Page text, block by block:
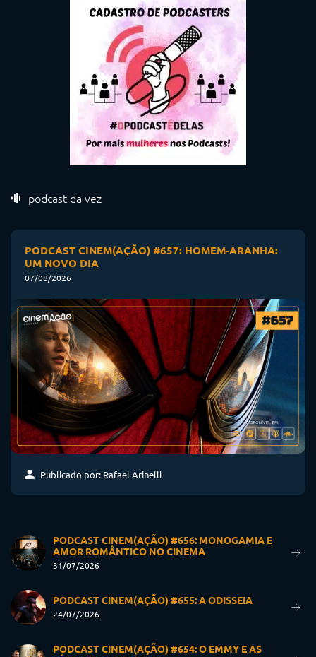
podcast da vez
PODCAST CINEM(AÇÃO) #657: HOMEM-ARANHA:
UM NOVO DIA
07/08/2026
Publicado por: Rafael Arinelli
PODCAST CINEM(AÇÃO) #656: MONOGAMIA E
AMOR ROMÂNTICO NO CINEMA
31/07/2026
PODCAST CINEM(AÇÃO) #655: A ODISSEIA
24/07/2026
PODCAST CINEM(AÇÃO) #654: O EMMY E AS